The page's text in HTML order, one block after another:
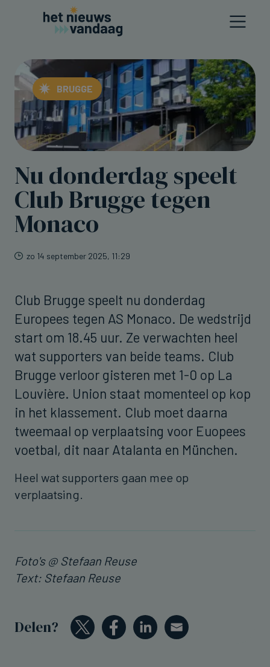
BRUGGE
Nu donderdag speelt
Club Brugge tegen
Monaco
zo 14 september 2025, 11:29
Club Brugge speelt nu donderdag
Europees tegen AS Monaco. De wedstrijd
start om 18.45 uur. Ze verwachten heel
wat supporters van beide teams. Club
Brugge verloor gisteren met 1-0 op La
Louvière. Union staat momenteel op kop
in het klassement. Club moet daarna
tweemaal op verplaatsing voor Euopees
voetbal, dit naar Atalanta en München.
Heel wat supporters gaan mee op
verplaatsing.
Foto's @ Stefaan Reuse
Text: Stefaan Reuse
Delen?